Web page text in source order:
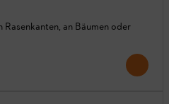
Rasenkanten, an Bäumen oder